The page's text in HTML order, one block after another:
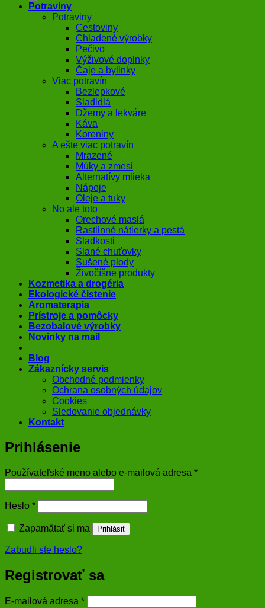
Potraviny
Potraviny
Cestoviny
Chladené výrobky
Pečivo
Výživové doplnky
Čaje a bylinky
Viac potravín
Bezlepkové
Sladidlá
Džemy a lekváre
Káva
Koreniny
A ešte viac potravín
Mrazené
Múky a zmesi
Alternatívy mlieka
Nápoje
Oleje a tuky
No ale toto
Orechové maslá
Rastlinné nátierky a pestá
Sladkosti
Slané chuťovky
Sušené plody
Živočíšne produkty
Kozmetika a drogéria
Ekologické čistenie
Aromaterapia
Prístroje a pomôcky
Bezobalové výrobky
Novinky na mail
Blog
Zákaznícky servis
Obchodné podmienky
Ochrana osobných údajov
Cookies
Sledovanie objednávky
Kontakt
Prihlásenie
Používateľské meno alebo e-mailová adresa *Povinné
Heslo *Povinné
Zapamätať si ma Prihlásiť
Zabudli ste heslo?
Registrovať sa
E-mailová adresa *Povinné